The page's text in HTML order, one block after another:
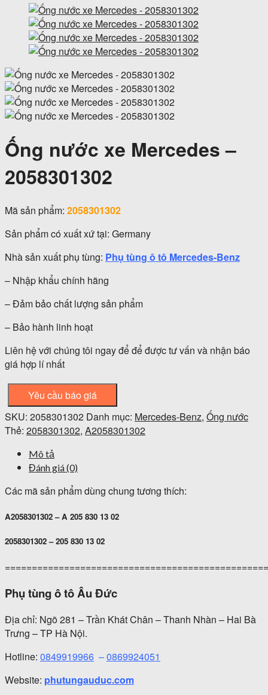
Ống nước xe Mercedes –
2058301302
Mã sản phẩm: 2058301302
Sản phẩm có xuất xứ tại: Germany
Nhà sản xuất phụ tùng: Phụ tùng ô tô Mercedes-Benz
– Nhập khẩu chính hãng
– Đảm bảo chất lượng sản phẩm
– Bảo hành linh hoạt
Liên hệ với chúng tôi ngay để để được tư vấn và nhận báo
giá hợp lí nhất
Yêu cầu báo giá
SKU: 2058301302 Danh mục: Mercedes-Benz, Ống nước
Thẻ: 2058301302, A2058301302
Mô tả
Đánh giá (0)
Các mã sản phẩm dùng chung tương thích:
A2058301302 – A 205 830 13 02
2058301302 – 205 830 13 02
Phụ tùng ô tô Âu Đức
Địa chỉ: Ngõ 281 – Trần Khát Chân – Thanh Nhàn – Hai Bà
Trưng – TP Hà Nội.
Hotline: 0849919966 –0869924051
Website: phutungauduc.com